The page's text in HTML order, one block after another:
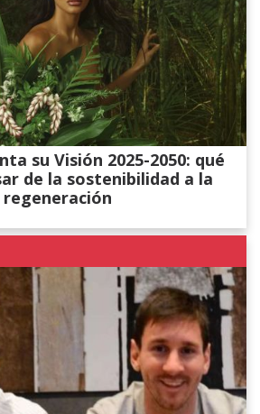
su Visión 2025-2050: qué
de la sostenibilidad a la
regeneración